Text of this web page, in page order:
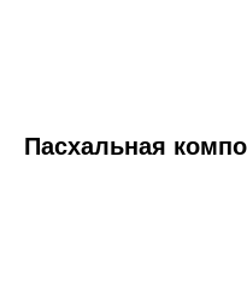
Пасхальная